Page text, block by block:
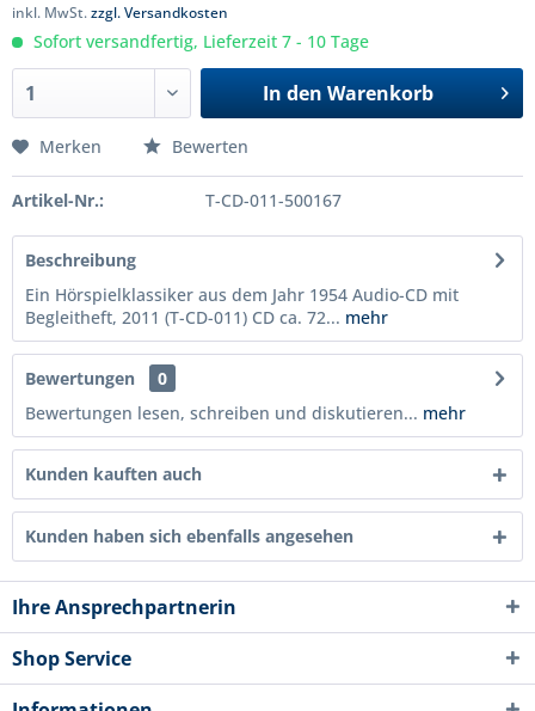
inkl. MwSt.zzgl. Versandkosten
Sofort versandfertig, Lieferzeit 7 - 10 Tage
In den Warenkorb
Merken Bewerten
Artikel-Nr.: T-CD-011-500167
Beschreibung
Ein Hörspielklassiker aus dem Jahr 1954 Audio-CD mit
Begleitheft, 2011 (T-CD-011) CD ca. 72... mehr
Bewertungen
0
Bewertungen lesen, schreiben und diskutieren... mehr
Kunden kauften auch
Kunden haben sich ebenfalls angesehen
Ihre Ansprechpartnerin
Shop Service